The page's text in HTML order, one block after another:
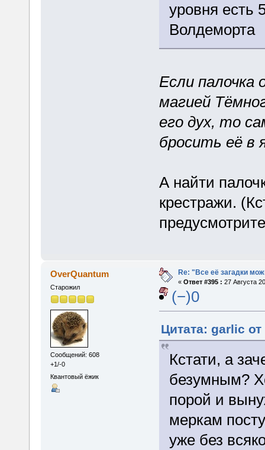
уровня есть
Волдеморта
Если палочка
магией
его дух, то
бросить её в
А найти
крестражи.
OverQuantum
Старожил
Сообщений: 608
+1/-0
Квантовый ёжик
Re: "Все её загадки
« Ответ #395 : 27 Августа
(−)0
Цитата: garlic от
Кстати, а
безумным?
порой и
меркам
уже без